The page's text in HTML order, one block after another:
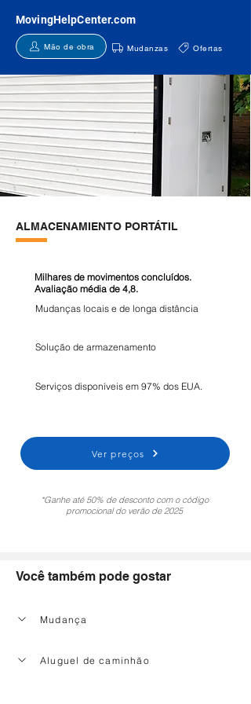
MovingHelpCenter.com
Mão de obra Mudanzas Ofertas
ALMACENAMIENTO PORTÁTIL
Milhares de movimentos concluídos.
Avaliação média de 4,8.
Mudanças locais e de longa distância
Solução de armazenamento
Serviços disponíveis em 97% dos EUA.
Ver preços
*Ganhe até 50% de desconto com o código
promocional do verão de 2025
Você também pode gostar
Mudança
Aluguel de caminhão